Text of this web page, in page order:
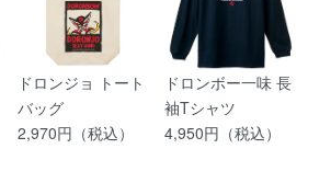
ドロンジョ トート
バッグ
2,970円（税込）
ドロンボー一味 長
袖Tシャツ
4,950円（税込）